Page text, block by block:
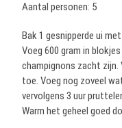
Aantal personen: 5
Bak 1 gesnipperde ui
Voeg 600 gram in
champignons zacht zijn.
toe. Voeg nog zoveel
vervolgens 3 uur
Warm het geheel goed